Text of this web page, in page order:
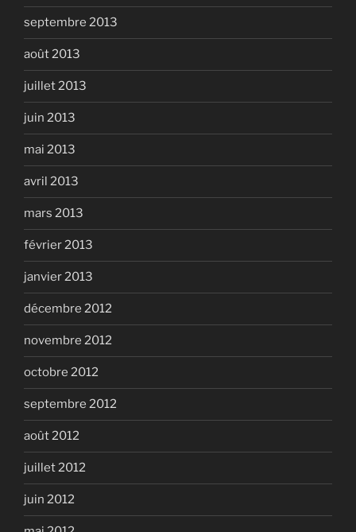
septembre 2013
août 2013
juillet 2013
juin 2013
mai 2013
avril 2013
mars 2013
février 2013
janvier 2013
décembre 2012
novembre 2012
octobre 2012
septembre 2012
août 2012
juillet 2012
juin 2012